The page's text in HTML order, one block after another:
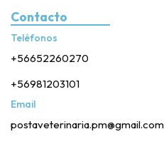
Contacto
Teléfonos
+56652260270
+56981203101
Email
postaveterinaria.pm@gmail.com